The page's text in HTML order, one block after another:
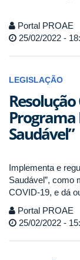
Portal PROAE
25/02/2022 -
LEGISLAÇÃO
Resolução
Programa
Saudável”
Implementa e
Saudável”, como
COVID-19, e dá
Portal PROAE
25/02/2022 -